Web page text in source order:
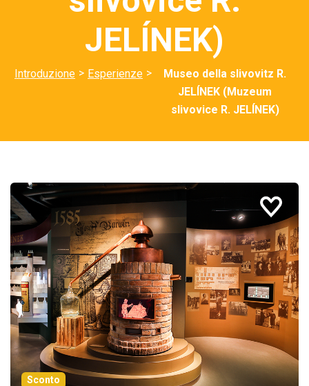
JELÍNEK)
Introduzione > Esperienze >
Museo della slivovitz R.
JELÍNEK (Muzeum
slivovice R. JELÍNEK)
Sconto